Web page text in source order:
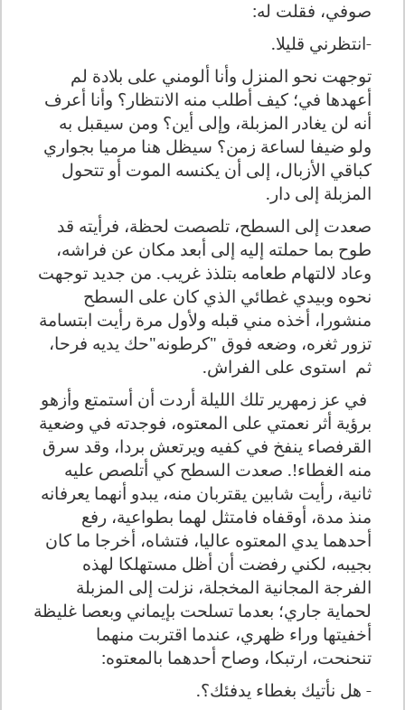
صوفي، فقلت له:
-انتظرني قليلا.
توجهت نحو المنزل وأنا ألومني على بلادة لم
أعهدها في؛ كيف أطلب منه الانتظار؟ وأنا أعرف
أنه لن يغادر المزبلة، وإلى أين؟ ومن سيقبل به
ولو ضيفا لساعة زمن؟ سيظل هنا مرميا بجواري
كباقي الأزبال، إلى أن يكنسه الموت أو تتحول
المزبلة إلى دار.
صعدت إلى السطح، تلصصت لحظة، فرأيته قد
طوح بما حملته إليه إلى أبعد مكان عن فراشه،
وعاد لالتهام طعامه بتلذذ غريب. من جديد توجهت
نحوه وبيدي غطائي الذي كان على السطح
منشورا، أخذه مني قبله ولأول مرة رأيت ابتسامة
تزور ثغره، وضعه فوق "كرطونه"حك يديه فرحا،
ثم استوى على الفراش.
في عز زمهرير تلك الليلة أردت أن أستمتع وأزهو
برؤية أثر نعمتي على المعتوه، فوجدته في وضعية
القرفصاء ينفخ في كفيه ويرتعش بردا، وقد سرق
منه الغطاء!. صعدت السطح كي أتلصص عليه
ثانية، رأيت شابين يقتربان منه، يبدو أنهما يعرفانه
منذ مدة، أوقفاه فامتثل لهما بطواعية، رفع
أحدهما يدي المعتوه عاليا، فتشاه، أخرجا ما كان
بجيبه، لكني رفضت أن أظل مستهلكا لهذه
الفرجة المجانية المخجلة، نزلت إلى المزبلة
لحماية جاري؛ بعدما تسلحت بإيماني وبعصا غليظة
أخفيتها وراء ظهري، عندما اقتربت منهما
تنحنحت، ارتبكا، وصاح أحدهما بالمعتوه:
- هل نأتيك بغطاء يدفئك؟.